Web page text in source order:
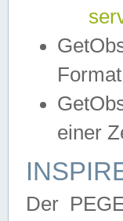
einer
Der